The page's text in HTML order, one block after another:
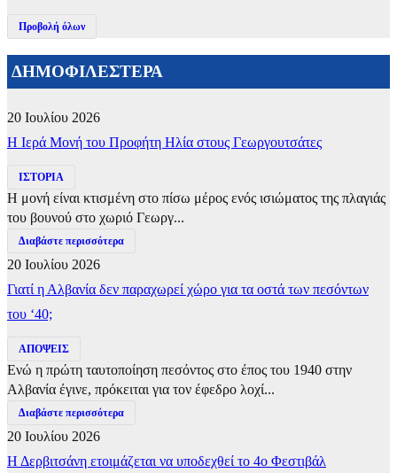
Προβολή όλων
ΔΗΜΟΦΙΛΕΣΤΕΡΑ
20 Ιουλίου 2026
​Η Ιερά Μονή του Προφήτη Ηλία στους Γεωργουτσάτες
ΙΣΤΟΡΙΑ
Η μονή είναι κτισμένη στο πίσω μέρος ενός ισιώματος της πλαγιάς
του βουνού στο χωριό Γεωργ...
Διαβάστε περισσότερα
20 Ιουλίου 2026
Γιατί η Αλβανία δεν παραχωρεί χώρο για τα οστά των πεσόντων
του ‘40;
ΑΠΟΨΕΙΣ
Ενώ η πρώτη ταυτοποίηση πεσόντος στο έπος του 1940 στην
Αλβανία έγινε, πρόκειται για τον έφεδρο λοχί...
Διαβάστε περισσότερα
20 Ιουλίου 2026
Η Δερβιτσάνη ετοιμάζεται να υποδεχθεί το 4ο Φεστιβάλ